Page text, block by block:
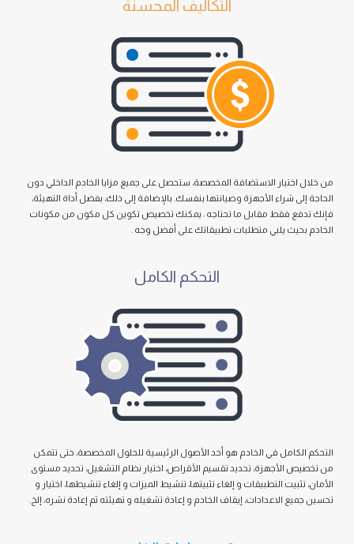
التكالیف المحسنة
الاستضافة المخصصة، ستحصل على جمیع مزایا الخادم الداخلي دون
الأجھزة وصیانتھا بنفسك. بالإضافة إلى ذلك، بفضل أداة التھیئة،
مقابل ما تحتاجه : یمكنك تخصیص تكوین كل مكون من مكونات
یلبي متطلبات تطبیقاتك على أفضل وجه .
التحكم الكامل
في الخادم هو أحد الأصول الرئيسية للحلول المخصصة، حتى تتمكن
تحديد تقسيم الأقراص، اختيار نظام التشغيل، تحديد مستوى
التطبيقات و إلغاء تثبيتها، تنشيط الميزات و إلغاء تنشيطها، اختيار و
إيقاف الخادم و إعادة تشغيله و تهيئته ثم إعادة نشره، إلخ.